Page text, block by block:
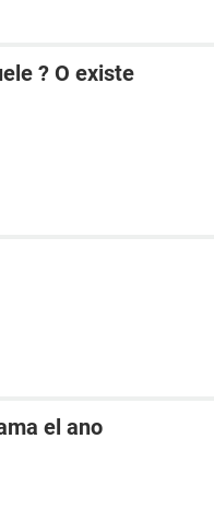
? O existe
el ano